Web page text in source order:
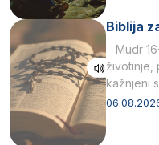
Biblija
Mudr
životinje,
kažnjeni
kukaca.2